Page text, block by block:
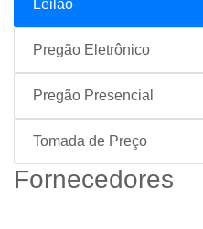
Leilão
Pregão Eletrônico
Pregão Presencial
Tomada de Preço
Fornecedores